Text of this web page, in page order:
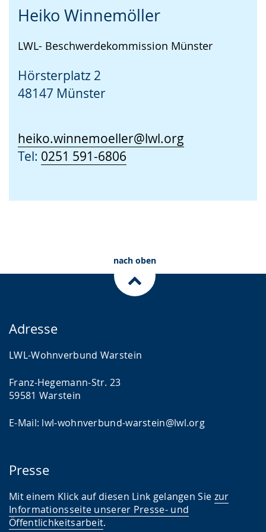
Heiko Winnemöller
LWL- Beschwerdekommission Münster
Hörsterplatz 2
48147 Münster
heiko.winnemoeller@lwl.org
Tel: 0251 591-6806
nach oben
Adresse
LWL-Wohnverbund Warstein
Franz-Hegemann-Str. 23
59581 Warstein
E-Mail: lwl-wohnverbund-warstein@lwl.org
Presse
Mit einem Klick auf diesen Link gelangen Sie zur
Informationsseite unserer Presse- und
Öffentlichkeitsarbeit.